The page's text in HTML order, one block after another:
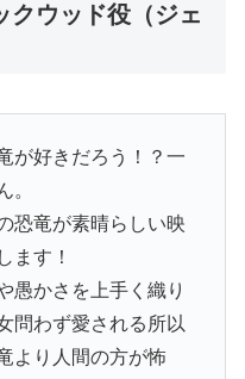
クウッド役（ジェ
が好きだろう！？一
。
恐竜が素晴らしい映
ます！
愚かさを上手く織り
問わず愛される所以
より人間の方が怖